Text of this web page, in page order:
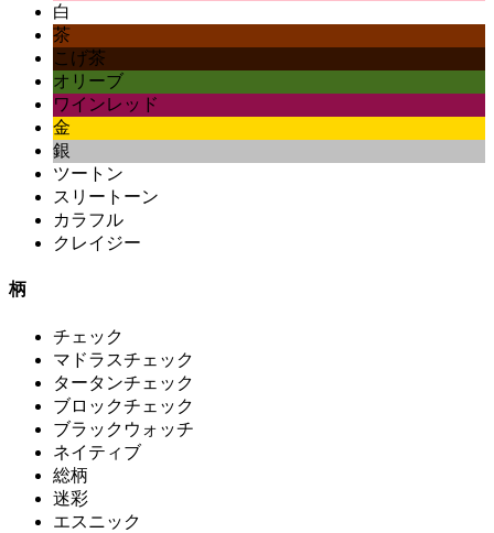
白
茶
こげ茶
オリーブ
ワインレッド
金
銀
ツートン
スリートーン
カラフル
クレイジー
柄
チェック
マドラスチェック
タータンチェック
ブロックチェック
ブラックウォッチ
ネイティブ
総柄
迷彩
エスニック